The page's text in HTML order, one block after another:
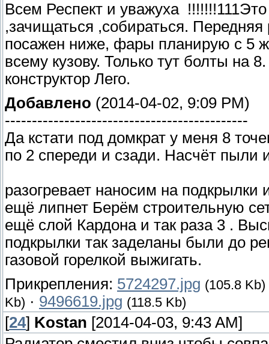
Всем Респект и уважуха
,зачищаться ,собираться.
посажен ниже, фары планирую с 5
всему кузову. Только тут болты на
конструктор Лего.
Добавлено (2014-04-02, 9:09 PM)
---------------------------------------------
Да кстати под домкрат у меня 8
по 2 спереди и сзади. Насчёт
разогревает наносим на
ещё липнет Берём строительную
ещё слой Кардона и так раза 3 .
подкрылки так заделаны были до
газовой горелкой выжигать.
Прикрепления: 5724297.jpg (105.8 Kb)
Kb) · 9496619.jpg (118.5 Kb)
[24] Kostan [2014-04-03, 9:43 AM]